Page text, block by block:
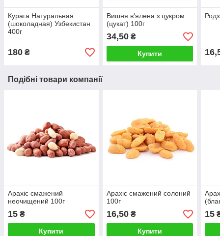
Курага Натуральная
(шоколадная) Узбекистан
400г
180 ₴
Вишня в'ялена з цукром
(цукат) 100г
34,50₴
Купити
Подібні товари компанії
Арахіс смажений
неочищений 100г
15 ₴
Купити
Арахіс смажений солоний
100г
16,50₴
Купити
15